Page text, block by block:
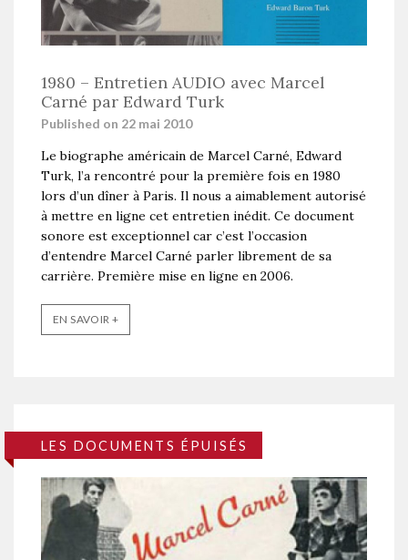
1980 – Entretien AUDIO avec Marcel
Carné par Edward Turk
Published on 22 mai 2010
Le biographe américain de Marcel Carné, Edward
Turk, l’a rencontré pour la première fois en 1980
lors d’un dîner à Paris. Il nous a aimablement autorisé
à mettre en ligne cet entretien inédit. Ce document
sonore est exceptionnel car c’est l’occasion
d’entendre Marcel Carné parler librement de sa
carrière. Première mise en ligne en 2006.
EN SAVOIR +
LES DOCUMENTS ÉPUISÉS